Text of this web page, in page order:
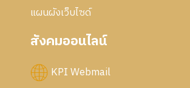
แผนผังเว็บไซด์
สังคมออนไลน์
KPI Webmail